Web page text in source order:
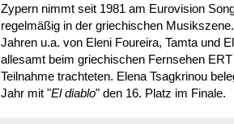
Zypern nimmt seit 1981 am Eurovision
regelmäßig in der griechischen
Jahren u.a. von Eleni Foureira, Tamta und
allesamt beim griechischen Fernsehen
Teilnahme trachteten. Elena Tsagkrinou
Jahr mit "El diablo" den 16. Platz im Finale.